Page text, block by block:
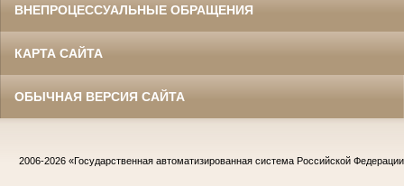
ВНЕПРОЦЕССУАЛЬНЫЕ ОБРАЩЕНИЯ
КАРТА САЙТА
ОБЫЧНАЯ ВЕРСИЯ САЙТА
2006-2026 «Государственная автоматизированная система Российской